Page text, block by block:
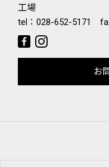
工場
tel： 028-652-5171
お